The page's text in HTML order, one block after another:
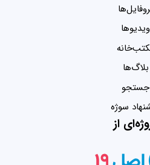
ویدیو‌ها
بلاگ‌ها
جستجو
سوژه
از